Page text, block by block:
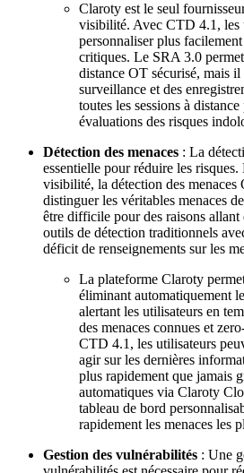
Claroty est le seul
visibilité. Avec CTD 4.1, les
personnaliser plus
critiques. Le SRA 3.0
distance OT sécurisé, mais
surveillance et des
toutes les sessions à
évaluations des risques
Détection des menaces : La
essentielle pour réduire les
visibilité, la détection des menaces
distinguer les véritables menaces
être difficile pour des raisons
outils de détection traditionnels
déficit de renseignements sur les
La plateforme Claroty
éliminant automatiquement
alertant les utilisateurs en
des menaces connues et
CTD 4.1, les utilisateurs
agir sur les dernières
plus rapidement que jamais
automatiques via Claroty
tableau de bord
rapidement les menaces les
Gestion des vulnérabilités : Une